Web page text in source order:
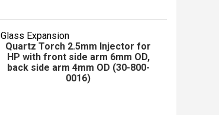
Glass Expansion
Quartz Torch 2.5mm Injector for
HP with front side arm 6mm OD,
back side arm 4mm OD (30-800-
0016)